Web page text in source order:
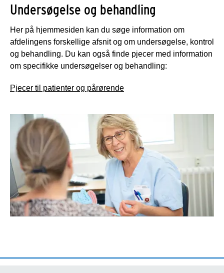
Undersøgelse og behandling
Her på hjemmesiden kan du søge information om
afdelingens forskellige afsnit og om undersøgelse, kontrol
og behandling. Du kan også finde pjecer med information
om specifikke undersøgelser og behandling:
Pjecer til patienter og pårørende